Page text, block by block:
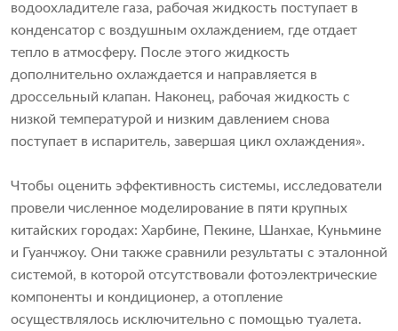
водоохладителе газа, рабочая жидкость поступает в
конденсатор с воздушным охлаждением, где отдает
тепло в атмосферу. После этого жидкость
дополнительно охлаждается и направляется в
дроссельный клапан. Наконец, рабочая жидкость с
низкой температурой и низким давлением снова
поступает в испаритель, завершая цикл охлаждения».
Чтобы оценить эффективность системы, исследователи
провели численное моделирование в пяти крупных
китайских городах: Харбине, Пекине, Шанхае, Куньмине
и Гуанчжоу. Они также сравнили результаты с эталонной
системой, в которой отсутствовали фотоэлектрические
компоненты и кондиционер, а отопление
осуществлялось исключительно с помощью туалета.